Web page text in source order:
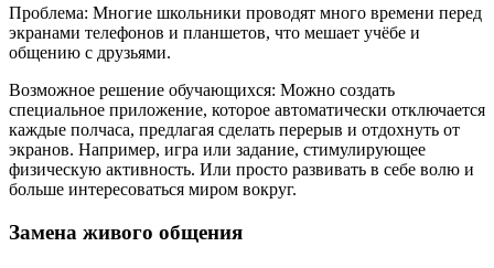
Проблема: Многие школьники проводят много времени перед
экранами телефонов и планшетов, что мешает учёбе и
общению с друзьями.
Возможное решение обучающихся: Можно создать
специальное приложение, которое автоматически отключается
каждые полчаса, предлагая сделать перерыв и отдохнуть от
экранов. Например, игра или задание, стимулирующее
физическую активность. Или просто развивать в себе волю и
больше интересоваться миром вокруг.
Замена живого общения